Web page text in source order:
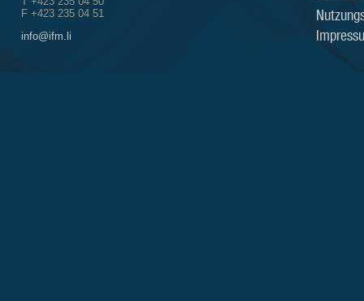
F +423 235 04 51
info@ifm.li